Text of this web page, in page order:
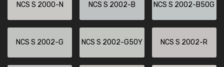
NCS S 2000-N NCS S 2002-B NCS S 2002-B50G
NCS S 2002-G NCS S 2002-G50Y NCS S 2002-R